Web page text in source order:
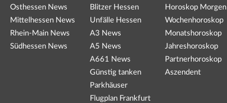
Osthessen News
Mittelhessen News
Rhein-Main News
Südhessen News
Blitzer Hessen
Unfälle Hessen
A3 News
A5 News
A661 News
Günstig tanken
Parkhäuser
Flugplan Frankfurt
Horoskop Morgen
Wochenhoroskop
Monatshoroskop
Jahreshoroskop
Partnerhoroskop
Aszendent